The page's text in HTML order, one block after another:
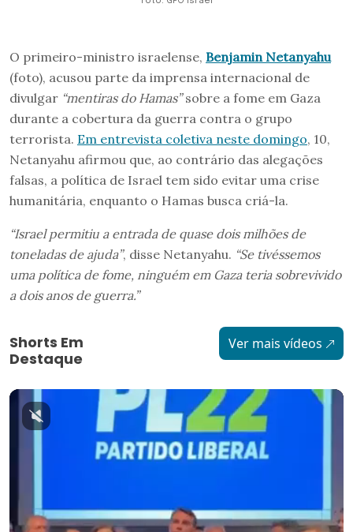
O primeiro-ministro israelense, Benjamin Netanyahu
(foto), acusou parte da imprensa internacional de
divulgar “mentiras do Hamas”sobre a fome em Gaza
durante a cobertura da guerra contra o grupo
terrorista. Em entrevista coletiva neste domingo, 10,
Netanyahu afirmou que, ao contrário das alegações
falsas, a política de Israel tem sido evitar uma crise
humanitária, enquanto o Hamas busca criá-la.
“Israel permitiu a entrada de quase dois milhões de
toneladas de ajuda”, disse Netanyahu. “Se tivéssemos
uma política de fome, ninguém em Gaza teria sobrevivido
a dois anos de guerra.”
Shorts Em
Destaque
Ver mais vídeos